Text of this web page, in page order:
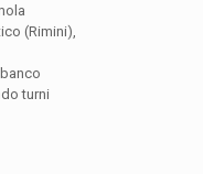
(Rimini),
turni